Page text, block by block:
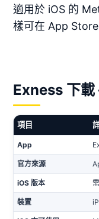
適用於 iOS 的
樣可在 App Store
Exness 下
項目
App
官方來源
iOS 版本
裝置